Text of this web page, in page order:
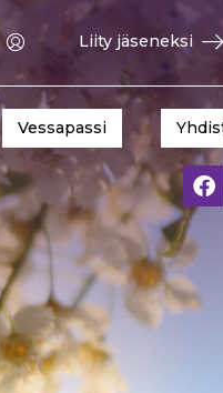
Liity jäseneksi
Vessapassi